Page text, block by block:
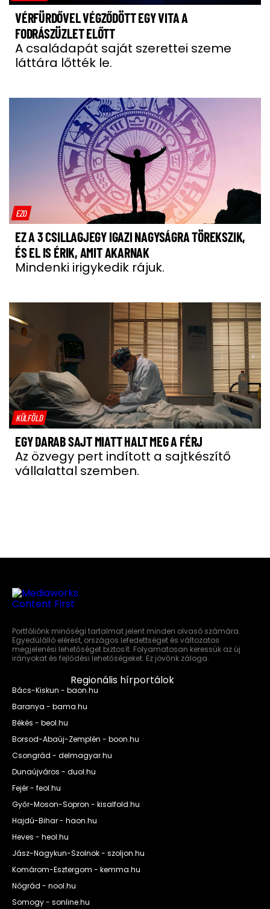
VÉRFÜRDŐVEL VÉGZŐDÖTT EGY VITA A
FODRÁSZÜZLET ELŐTT
A családapát saját szerettei szeme
láttára lőtték le.
EZO
EZ A 3 CSILLAGJEGY IGAZI NAGYSÁGRA TÖREKSZIK,
ÉS EL IS ÉRIK, AMIT AKARNAK
Mindenki irigykedik rájuk.
KÜLFÖLD
EGY DARAB SAJT MIATT HALT MEG A FÉRJ
Az özvegy pert indított a sajtkészítő
vállalattal szemben.
Portfóliónk minőségi tartalmat jelent minden olvasó számára.
Egyedülálló elérést, országos lefedettséget és változatos
megjelenési lehetőséget biztosít. Folyamatosan keressük az új
irányokat és fejlődési lehetőségeket. Ez jövőnk záloga.
Regionális hírportálok
Bács-Kiskun - baon.hu
Baranya - bama.hu
Békés - beol.hu
Borsod-Abaúj-Zemplén - boon.hu
Csongrád - delmagyar.hu
Dunaújváros - duol.hu
Fejér - feol.hu
Győr-Moson-Sopron - kisalfold.hu
Hajdú-Bihar - haon.hu
Heves - heol.hu
Jász-Nagykun-Szolnok - szoljon.hu
Komárom-Esztergom - kemma.hu
Nógrád - nool.hu
Somogy - sonline.hu